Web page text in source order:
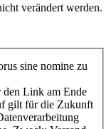
verändert werden.
sine nomine zu
Link am Ende
gilt für die Zukunft